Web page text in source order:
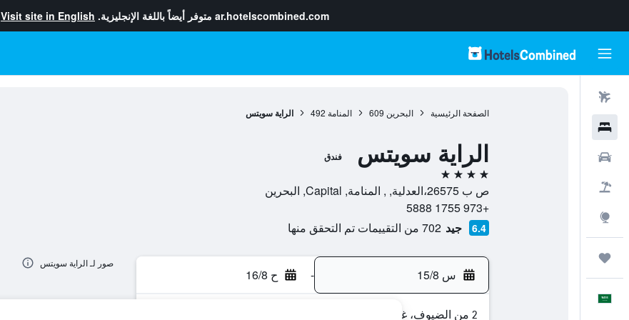
ar.hotelscombined.com متوفر أيضاً باللغة الإنجليزية. Visit site in English
الصفحة الرئيسية البحرين 609 المنامة 492 الراية سويتس
الراية سويتس فندق
4 نجوم
ص ب 26575،العدلية, , المنامة, Capital, البحرين
+973 1755 5888
6.4 جيد 702 من التقييمات تم التحقق منها
س 15/8 - ح 16/8
2 من الضيوف، غرفة واحدة
صور لـ الراية سويتس